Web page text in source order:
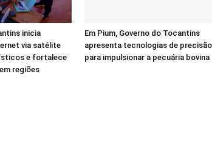
inicia
via satélite
e fortalece
regiões
Em Pium, Governo do Tocantins
apresenta tecnologias de precisão
para impulsionar a pecuária bovina